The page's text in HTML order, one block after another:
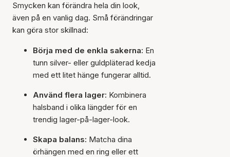
Smycken kan förändra hela din look,
även på en vanlig dag. Små förändringar
kan göra stor skillnad:
Börja med de enkla sakerna: En
tunn silver- eller guldpläterad kedja
med ett litet hänge fungerar alltid.
Använd flera lager: Kombinera
halsband i olika längder för en
trendig lager-på-lager-look.
Skapa balans: Matcha dina
örhängen med en ring eller ett